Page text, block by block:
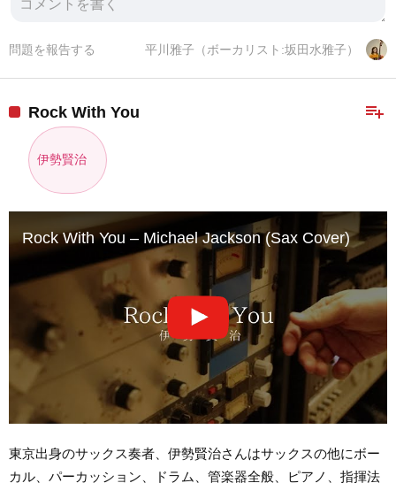
平川雅子（ボーカリスト:坂田水雅子）
問題を報告する
playlist_add
Rock With You
伊勢賢治
Rock With You – Michael Jackson (Sax Cover)
東京出身のサックス奏者、伊勢賢治さんはサックスの他にボー
カル、パーカッション、ドラム、管楽器全般、ピアノ、指揮法